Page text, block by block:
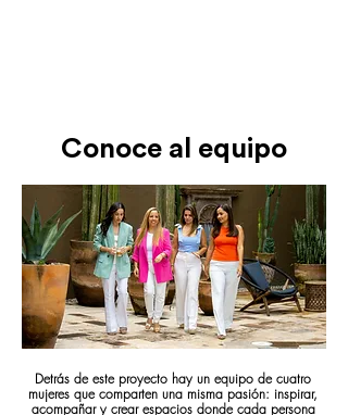
Conoce al equipo
Detrás de este proyecto hay un equipo de cuatro
mujeres que comparten una misma pasión: inspirar,
acompañar y crear espacios donde cada persona